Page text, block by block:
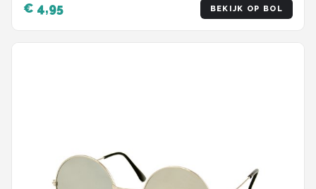
€ 4,95 BEKIJK OP BOL